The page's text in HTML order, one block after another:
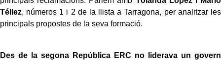
Téllez, números 1 i 2 de la llista a Tarragona, per analitzar les
principals propostes de la seva formació.
Des de la segona República ERC no liderava un govern